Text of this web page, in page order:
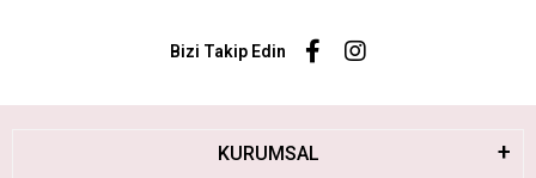
Bizi Takip Edin
KURUMSAL